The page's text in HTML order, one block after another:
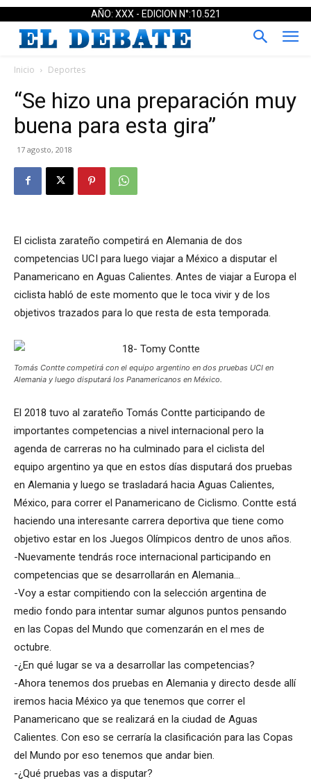
AÑO: XXX - EDICION N°:10.521
Inicio Deportes
“Se hizo una preparación muy
buena para esta gira”
17 agosto, 2018
El ciclista zarateño competirá en Alemania de dos
competencias UCI para luego viajar a México a disputar el
Panamericano en Aguas Calientes. Antes de viajar a Europa el
ciclista habló de este momento que le toca vivir y de los
objetivos trazados para lo que resta de esta temporada.
Tomás Contte competirá con el equipo argentino en dos pruebas UCI en
Alemania y luego disputará los Panamericanos en México.
El 2018 tuvo al zarateño Tomás Contte participando de
importantes competencias a nivel internacional pero la
agenda de carreras no ha culminado para el ciclista del
equipo argentino ya que en estos días disputará dos pruebas
en Alemania y luego se trasladará hacia Aguas Calientes,
México, para correr el Panamericano de Ciclismo. Contte está
haciendo una interesante carrera deportiva que tiene como
objetivo estar en los Juegos Olímpicos dentro de unos años.
-Nuevamente tendrás roce internacional participando en
competencias que se desarrollarán en Alemania…
-Voy a estar compitiendo con la selección argentina de
medio fondo para intentar sumar algunos puntos pensando
en las Copas del Mundo que comenzarán en el mes de
octubre.
-¿En qué lugar se va a desarrollar las competencias?
-Ahora tenemos dos pruebas en Alemania y directo desde allí
iremos hacia México ya que tenemos que correr el
Panamericano que se realizará en la ciudad de Aguas
Calientes. Con eso se cerraría la clasificación para las Copas
del Mundo por eso tenemos que andar bien.
-¿Qué pruebas vas a disputar?